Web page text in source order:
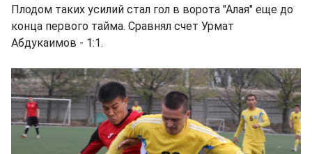
Плодом таких усилий стал гол в ворота "Алая" еще до
конца первого тайма. Сравнял счет Урмат
Абдукаимов - 1:1.